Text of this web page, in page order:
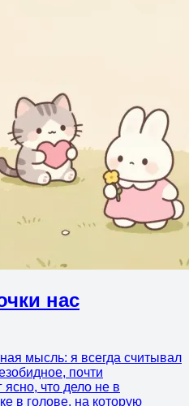
нас
мысль: я всегда считывал
почти
что дело не в
в голове, на которую